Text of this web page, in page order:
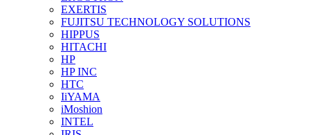
EXERTIS
FUJITSU TECHNOLOGY SOLUTIONS
HIPPUS
HITACHI
HP
HP INC
HTC
IiYAMA
iMoshion
INTEL